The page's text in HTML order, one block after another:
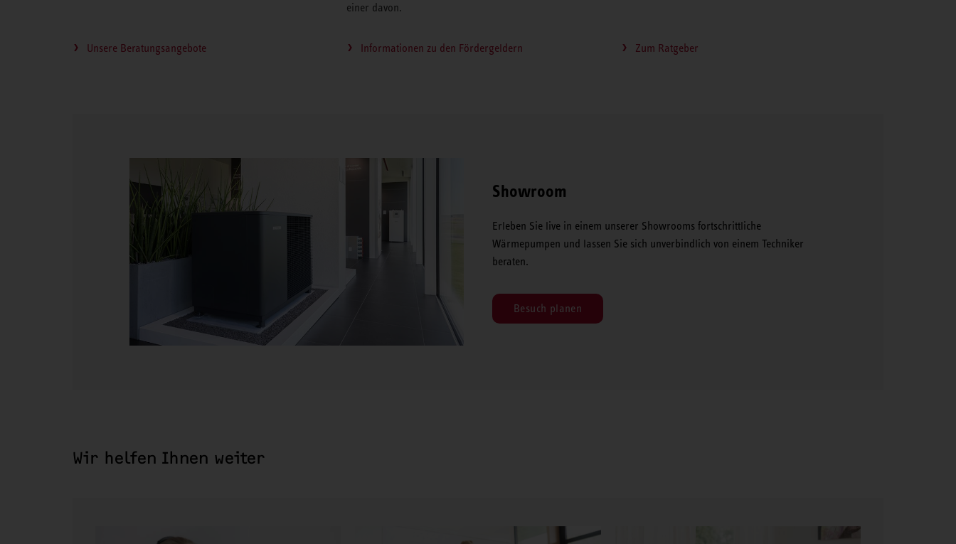
Unsere Beratungsangebote
einer davon.
Informationen zu den Fördergeldern Zum Ratgeber
Showroom
Erleben Sie live in einem unserer Showrooms fortschrittliche
Wärmepumpen und lassen Sie sich unverbindlich von einem Techniker
beraten.
Besuch planen
Wir helfen Ihnen weiter